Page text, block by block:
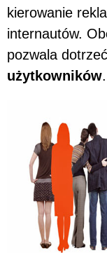
kierowanie
internautów.
pozwala
użytkowników.